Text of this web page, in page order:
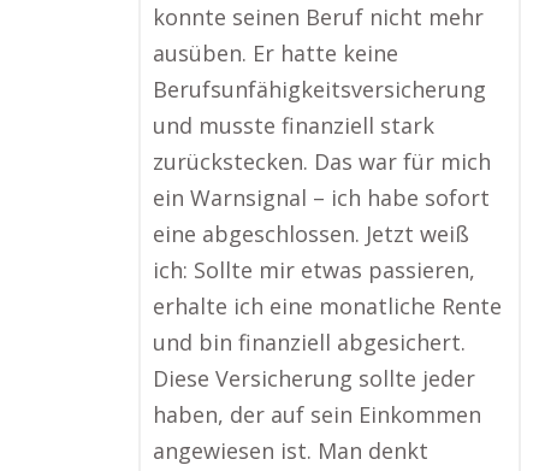
konnte seinen Beruf nicht mehr
ausüben. Er hatte keine
Berufsunfähigkeitsversicherung
und musste finanziell stark
zurückstecken. Das war für mich
ein Warnsignal – ich habe sofort
eine abgeschlossen. Jetzt weiß
ich: Sollte mir etwas passieren,
erhalte ich eine monatliche Rente
und bin finanziell abgesichert.
Diese Versicherung sollte jeder
haben, der auf sein Einkommen
angewiesen ist. Man denkt